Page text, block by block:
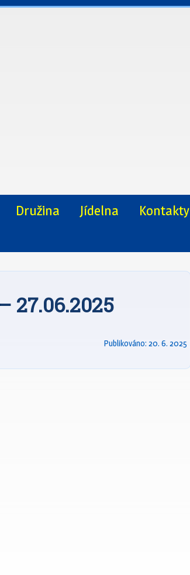
Družina Jídelna Kontakty
27.06.2025
Publikováno: 20. 6. 2025